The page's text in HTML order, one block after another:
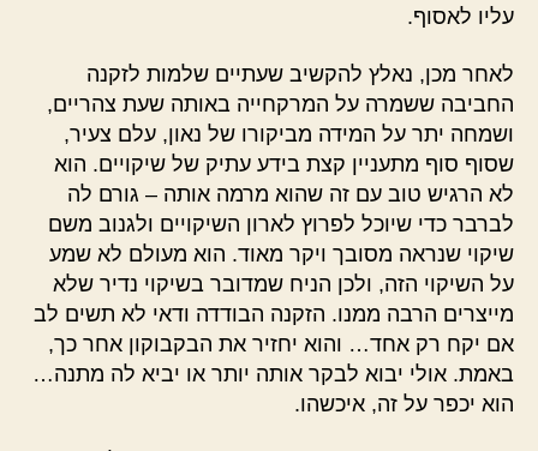
עליו לאסוף.
לאחר מכן, נאלץ להקשיב שעתיים שלמות לזקנה
החביבה ששמרה על המרקחייה באותה שעת צהריים,
ושמחה יתר על המידה מביקורו של נאון, עלם צעיר,
שסוף סוף מתעניין קצת בידע עתיק של שיקויים. הוא
לא הרגיש טוב עם זה שהוא מרמה אותה – גורם לה
לברבר כדי שיוכל לפרוץ לארון השיקויים ולגנוב משם
שיקוי שנראה מסובך ויקר מאוד. הוא מעולם לא שמע
על השיקוי הזה, ולכן הניח שמדובר בשיקוי נדיר שלא
מייצרים הרבה ממנו. הזקנה הבודדה ודאי לא תשים לב
אם יקח רק אחד… והוא יחזיר את הבקבוקון אחר כך,
באמת. אולי יבוא לבקר אותה יותר או יביא לה מתנה…
הוא יכפר על זה, איכשהו.